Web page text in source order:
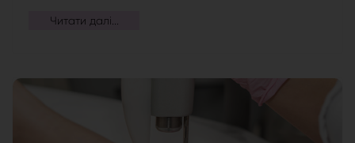
Читати далі...